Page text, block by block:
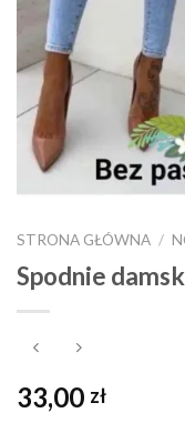
STRONA GŁÓWNA /
Spodnie
33,00 zł